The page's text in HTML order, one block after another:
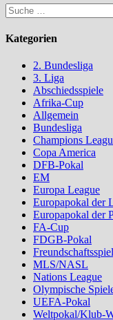
Suche
nach:
Kategorien
2. Bundesliga
3. Liga
Abschiedsspiele
Afrika-Cup
Allgemein
Bundesliga
Champions
Copa America
DFB-Pokal
EM
Europa League
Europapokal der
Europapokal der
FA-Cup
FDGB-Pokal
MLS/NASL
Nations League
Olympische
UEFA-Pokal
Weltpokal/Klub-